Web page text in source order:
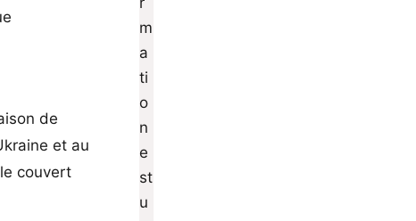
de
et au
couvert